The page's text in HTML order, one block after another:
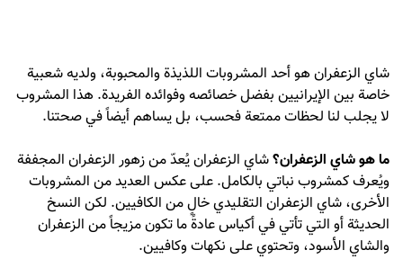
شاي الزعفران هو أحد المشروبات اللذيذة والمحبوبة، ولديه شعبية
خاصة بين الإيرانيين بفضل خصائصه وفوائده الفريدة. هذا المشروب
لا يجلب لنا لحظات ممتعة فحسب، بل يساهم أيضاً في صحتنا.
ما هو شاي الزعفران؟شاي الزعفران يُعدّ من زهور الزعفران المجففة
ويُعرف كمشروب نباتي بالكامل. على عكس العديد من المشروبات
الأخرى، شاي الزعفران التقليدي خالٍ من الكافيين. لكن النسخ
الحديثة أو التي تأتي في أكياس عادةً ما تكون مزيجاً من الزعفران
والشاي الأسود، وتحتوي على نكهات وكافيين.